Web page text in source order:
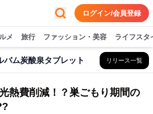
ログイン/会員登録
メ 旅行 ファッション・美容 ライフスタ
バム炭酸泉タブレット リリース一覧
熱費削減！？巣ごもり期間の